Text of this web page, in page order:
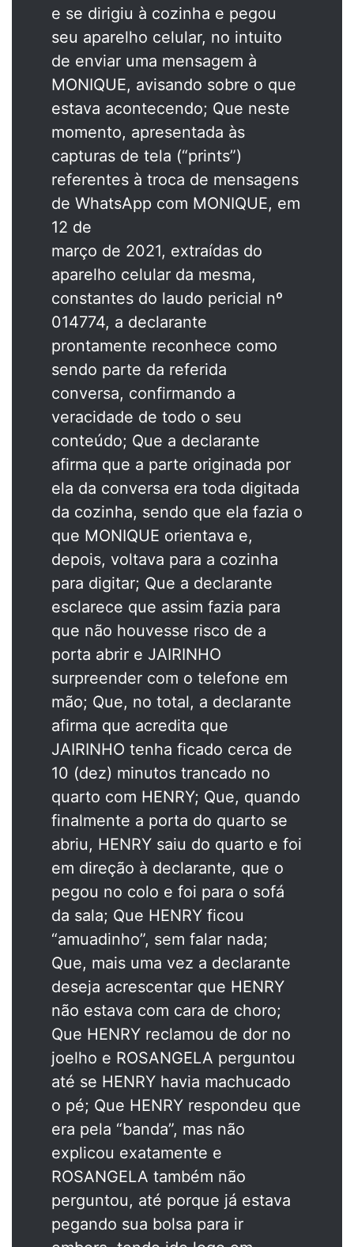
e se dirigiu à cozinha e pegou
seu aparelho celular, no intuito
de enviar uma mensagem à
MONIQUE, avisando sobre o que
estava acontecendo; Que neste
momento, apresentada às
capturas de tela (“prints”)
referentes à troca de mensagens
de WhatsApp com MONIQUE, em
12 de
março de 2021, extraídas do
aparelho celular da mesma,
constantes do laudo pericial nº
014774, a declarante
prontamente reconhece como
sendo parte da referida
conversa, confirmando a
veracidade de todo o seu
conteúdo; Que a declarante
afirma que a parte originada por
ela da conversa era toda digitada
da cozinha, sendo que ela fazia o
que MONIQUE orientava e,
depois, voltava para a cozinha
para digitar; Que a declarante
esclarece que assim fazia para
que não houvesse risco de a
porta abrir e JAIRINHO
surpreender com o telefone em
mão; Que, no total, a declarante
afirma que acredita que
JAIRINHO tenha ficado cerca de
10 (dez) minutos trancado no
quarto com HENRY; Que, quando
finalmente a porta do quarto se
abriu, HENRY saiu do quarto e foi
em direção à declarante, que o
pegou no colo e foi para o sofá
da sala; Que HENRY ficou
“amuadinho”, sem falar nada;
Que, mais uma vez a declarante
deseja acrescentar que HENRY
não estava com cara de choro;
Que HENRY reclamou de dor no
joelho e ROSANGELA perguntou
até se HENRY havia machucado
o pé; Que HENRY respondeu que
era pela “banda”, mas não
explicou exatamente e
ROSANGELA também não
perguntou, até porque já estava
pegando sua bolsa para ir